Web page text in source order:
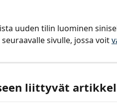
uuden tilin luominen
sivulle, jossa voit
liittyvät